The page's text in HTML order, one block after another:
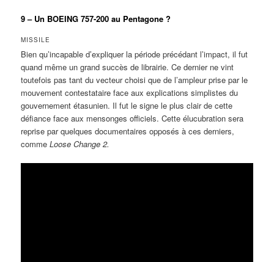
9 – Un BOEING 757-200 au Pentagone ?
MISSILE
Bien qu’incapable d’expliquer la période précédant l’impact, il fut
quand même un grand succès de librairie. Ce dernier ne vint
toutefois pas tant du vecteur choisi que de l’ampleur prise par le
mouvement contestataire face aux explications simplistes du
gouvernement étasunien. Il fut le signe le plus clair de cette
défiance face aux mensonges officiels. Cette élucubration sera
reprise par quelques documentaires opposés à ces derniers,
commeLoose Change 2.